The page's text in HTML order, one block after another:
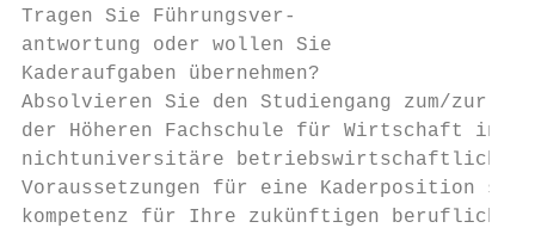
Tragen Sie Führungs­ver­­-
ant­wortung oder wollen Sie
Kader­aufgaben übernehmen?
Absolvieren Sie den Studiengang zum/zur
der Höheren Fachschule für Wirtschaft in
nichtuniversitäre betriebswirtschaftliche
Voraussetzungen für eine Kaderposition
kompetenz für Ihre zukünftigen beruflichen